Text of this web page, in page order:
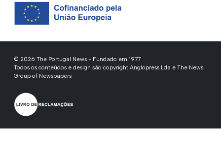
© 2026 The Portugal News - Fundado em 1977
Todos os conteúdos e design são copyright Anglopress Lda e The News
Group of Newspapers